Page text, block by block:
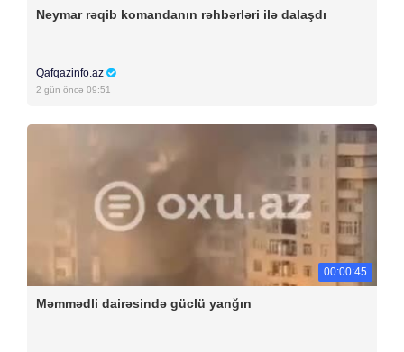
Neymar rəqib komandanın rəhbərləri ilə dalaşdı
Qafqazinfo.az
2 gün öncə 09:51
00:00:45
Məmmədli dairəsində güclü yanğın